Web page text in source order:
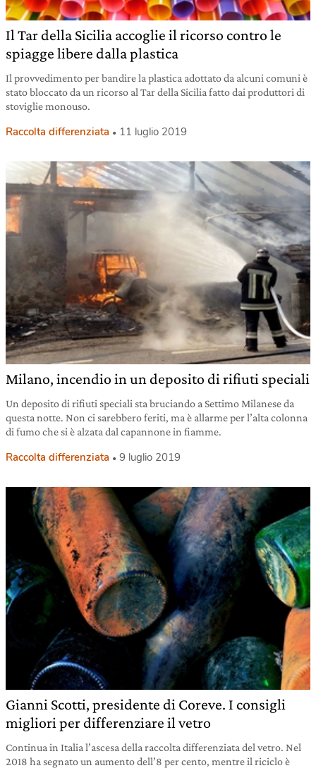
Il Tar della Sicilia accoglie il ricorso contro le
spiagge libere dalla plastica
Il provvedimento per bandire la plastica adottato da alcuni comuni è
stato bloccato da un ricorso al Tar della Sicilia fatto dai produttori di
stoviglie monouso.
Raccolta differenziata 11 luglio 2019
Milano, incendio in un deposito di rifiuti speciali
Un deposito di rifiuti speciali sta bruciando a Settimo Milanese da
questa notte. Non ci sarebbero feriti, ma è allarme per l’alta colonna
di fumo che si è alzata dal capannone in fiamme.
Raccolta differenziata 9 luglio 2019
Gianni Scotti, presidente di Coreve. I consigli
migliori per differenziare il vetro
Continua in Italia l’ascesa della raccolta differenziata del vetro. Nel
2018 ha segnato un aumento dell’8 per cento, mentre il riciclo è